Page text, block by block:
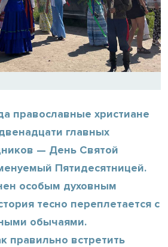
православные христиане
главных
— День Святой
Пятидесятницей.
особым духовным
тесно переплетается с
обычаями.
правильно встретить